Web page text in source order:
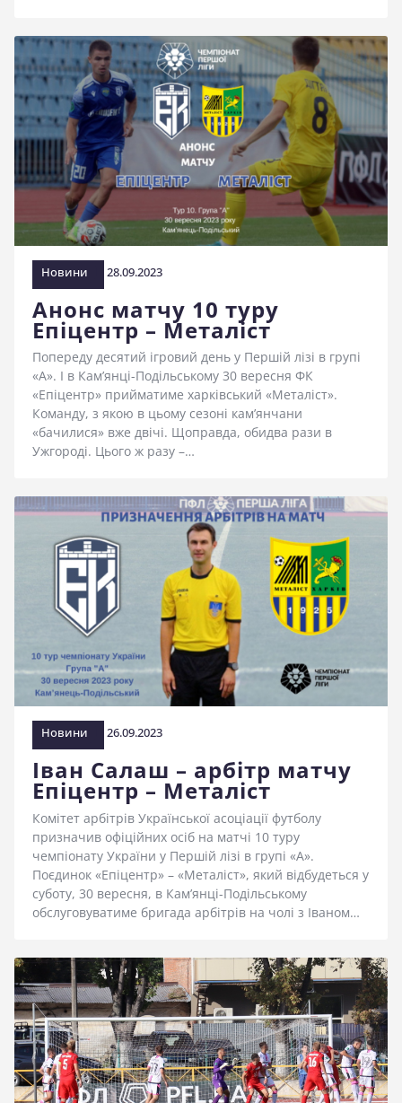
Новини 28.09.2023
Анонс матчу 10 туру
Епіцентр – Металіст
Попереду десятий ігровий день у Першій лізі в групі
«А». І в Кам’янці-Подільському 30 вересня ФК
«Епіцентр» прийматиме харківський «Металіст».
Команду, з якою в цьому сезоні кам’янчани
«бачилися» вже двічі. Щоправда, обидва рази в
Ужгороді. Цього ж разу –…
Новини 26.09.2023
Іван Салаш – арбітр матчу
Епіцентр – Металіст
Комітет арбітрів Української асоціації футболу
призначив офіційних осіб на матчі 10 туру
чемпіонату України у Першій лізі в групі «А».
Поєдинок «Епіцентр» – «Металіст», який відбудеться у
суботу, 30 вересня, в Кам’янці-Подільському
обслуговуватиме бригада арбітрів на чолі з Іваном…